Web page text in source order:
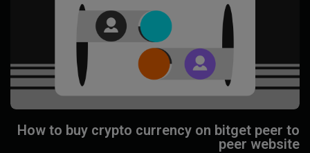
How to buy crypto currency on bitget peer to
peer website